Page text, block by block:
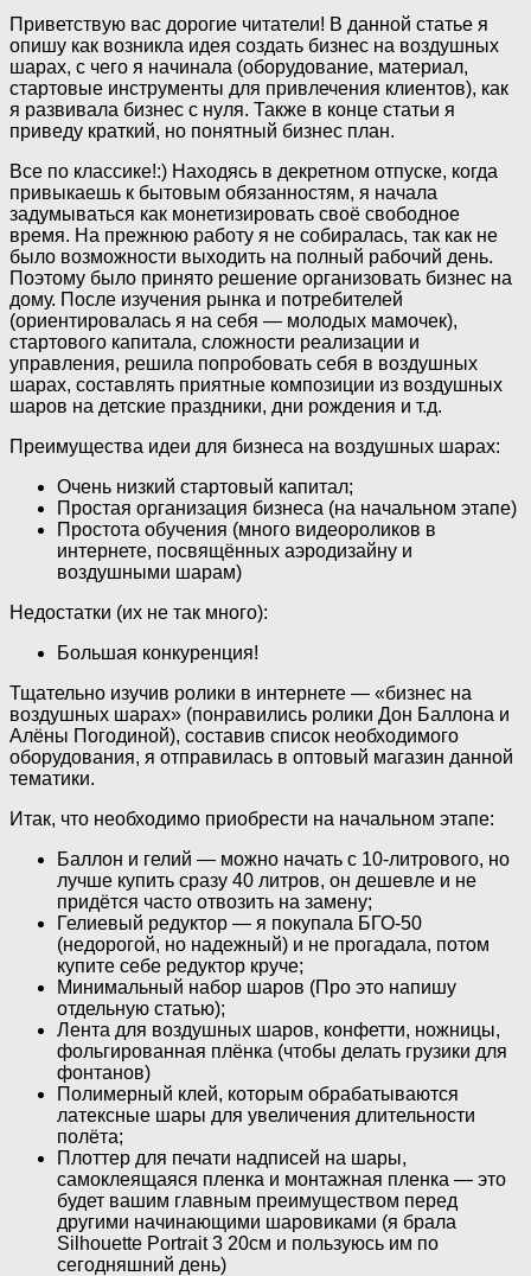
Приветствую вас дорогие читатели! В данной статье я
опишу как возникла идея создать бизнес на воздушных
шарах, с чего я начинала (оборудование, материал,
стартовые инструменты для привлечения клиентов), как
я развивала бизнес с нуля. Также в конце статьи я
приведу краткий, но понятный бизнес план.
Все по классике!:) Находясь в декретном отпуске, когда
привыкаешь к бытовым обязанностям, я начала
задумываться как монетизировать своё свободное
время. На прежнюю работу я не собиралась, так как не
было возможности выходить на полный рабочий день.
Поэтому было принято решение организовать бизнес на
дому. После изучения рынка и потребителей
(ориентировалась я на себя — молодых мамочек),
стартового капитала, сложности реализации и
управления, решила попробовать себя в воздушных
шарах, составлять приятные композиции из воздушных
шаров на детские праздники, дни рождения и т.д.
Преимущества идеи для бизнеса на воздушных шарах:
Очень низкий стартовый капитал;
Простая организация бизнеса (на начальном этапе)
Простота обучения (много видеороликов в
интернете, посвящённых аэродизайну и
воздушными шарам)
Недостатки (их не так много):
Большая конкуренция!
Тщательно изучив ролики в интернете — «бизнес на
воздушных шарах» (понравились ролики Дон Баллона и
Алёны Погодиной), составив список необходимого
оборудования, я отправилась в оптовый магазин данной
тематики.
Итак, что необходимо приобрести на начальном этапе:
Баллон и гелий — можно начать с 10-литрового, но
лучше купить сразу 40 литров, он дешевле и не
придётся часто отвозить на замену;
Гелиевый редуктор — я покупала БГО-50
(недорогой, но надежный) и не прогадала, потом
купите себе редуктор круче;
Минимальный набор шаров (Про это напишу
отдельную статью);
Лента для воздушных шаров, конфетти, ножницы,
фольгированная плёнка (чтобы делать грузики для
фонтанов)
Полимерный клей, которым обрабатываются
латексные шары для увеличения длительности
полёта;
Плоттер для печати надписей на шары,
самоклеящаяся пленка и монтажная пленка — это
будет вашим главным преимуществом перед
другими начинающими шаровиками (я брала
Silhouette Portrait 3 20см и пользуюсь им по
сегодняшний день)